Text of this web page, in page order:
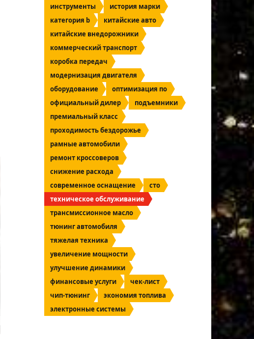
инструменты
история марки
категория b
китайские авто
китайские внедорожники
коммерческий транспорт
коробка передач
модернизация двигателя
оборудование
оптимизация по
официальный дилер
подъемники
премиальный класс
проходимость бездорожье
рамные автомобили
ремонт кроссоверов
снижение расхода
современное оснащение
сто
техническое обслуживание
трансмиссионное масло
тюнинг автомобиля
тяжелая техника
увеличение мощности
улучшение динамики
финансовые услуги
чек-лист
чип-тюнинг
экономия топлива
электронные системы